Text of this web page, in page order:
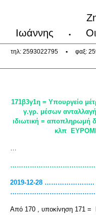
Ιωάννης
•
τηλ: 2593022795 • φαξ:
171β3γ1η = Υπουργείο
γ.γρ. μέσων
ιδιωτική = αποπληρωμή
κλπ
…
2019-12-28 …………………..
Από 170 , υποκίνηση 171